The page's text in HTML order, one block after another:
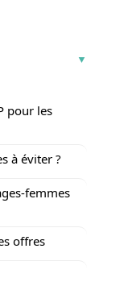
pour les
à éviter ?
femmes
offres